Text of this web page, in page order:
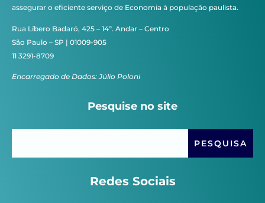
assegurar o eficiente serviço de Economia à população paulista.
Rua Líbero Badaró, 425 – 14º. Andar – Centro
São Paulo – SP | 01009-905
11 3291-8709
Encarregado de Dados: Júlio Poloni
Pesquise no site
Redes Sociais